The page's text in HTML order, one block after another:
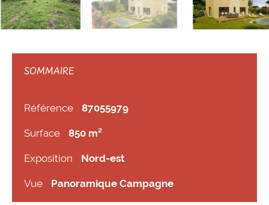
SOMMAIRE
Référence 87055979
Surface 850 m²
Exposition Nord-est
Vue Panoramique Campagne